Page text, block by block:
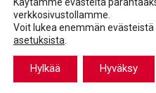
verkkosivustollamme.
Voit lukea enemmän
asetuksista
Hyväksy
Hylkää